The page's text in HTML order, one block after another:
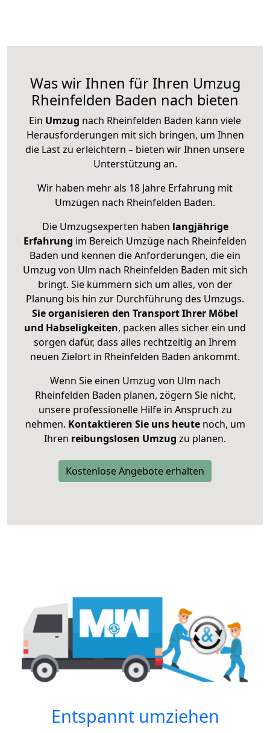
Was wir Ihnen für Ihren Umzug
Rheinfelden Baden nach bieten
Ein Umzug nach Rheinfelden Baden kann viele
Herausforderungen mit sich bringen, um Ihnen
die Last zu erleichtern – bieten wir Ihnen unsere
Unterstützung an.
Wir haben mehr als 18 Jahre Erfahrung mit
Umzügen nach Rheinfelden Baden.
Die Umzugsexperten haben langjährige
Erfahrung im Bereich Umzüge nach Rheinfelden
Baden und kennen die Anforderungen, die ein
Umzug von Ulm nach Rheinfelden Baden mit sich
bringt. Sie kümmern sich um alles, von der
Planung bis hin zur Durchführung des Umzugs.
Sie organisieren den Transport Ihrer Möbel
und Habseligkeiten, packen alles sicher ein und
sorgen dafür, dass alles rechtzeitig an Ihrem
neuen Zielort in Rheinfelden Baden ankommt.
Wenn Sie einen Umzug von Ulm nach
Rheinfelden Baden planen, zögern Sie nicht,
unsere professionelle Hilfe in Anspruch zu
nehmen. Kontaktieren Sie uns heutenoch, um
Ihren reibungslosen Umzug zu planen.
Kostenlose Angebote erhalten
Entspannt umziehen